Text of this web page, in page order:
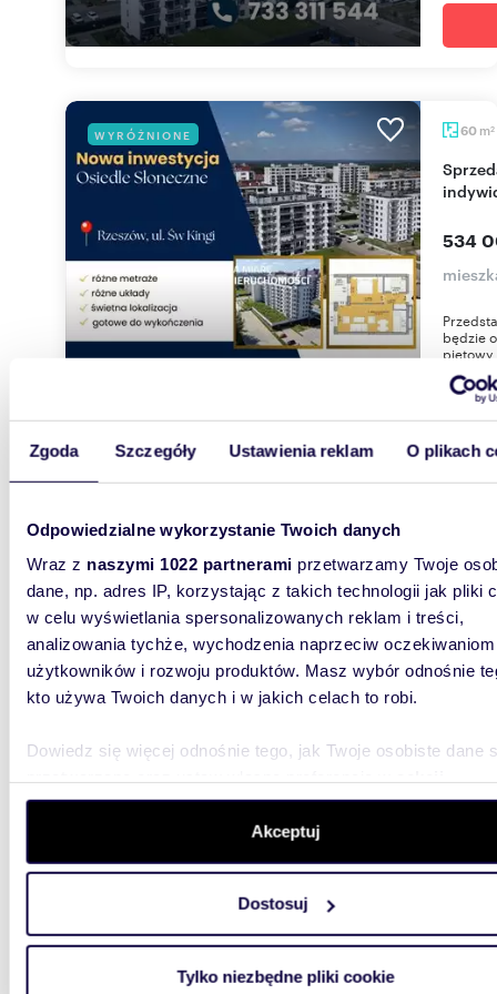
Zgoda Szczegóły Ustawienia reklam O plikach
Odpowiedzialne wykorzystanie Twoich danych
Wraz z naszymi 1022 partnerami przetwarzamy Twoje
dane, np. adres IP, korzystając z takich technologii jak pliki
w celu wyświetlania spersonalizowanych reklam i treści,
analizowania tychże, wychodzenia naprzeciw oczekiwaniom
użytkowników i rozwoju produktów. Masz wybór odnośnie
kto używa Twoich danych i w jakich celach to robi.
Dowiedz się więcej odnośnie tego, jak Twoje osobiste dane
szczegółów. W Deklaracji plików cookie możesz zmienić
wycofać swoją zgodę w dowolnej chwili.
aby oferować funkcje społecznościowe i analizować ruch w
witrynie. Informacje o tym, jak korzystasz z naszej witryny,
analitycznym. Partnerzy mogą połączyć te informacje z
Akceptuj
Dostosuj
Tylko niezbędne pliki cookie
WYRÓŻNIONE 60 m2
Sprzedam nowoczesne 3-pokojowe mieszkanie z
534
będzie
piętowy
WYRÓŻNIONE
Przestronne 4-pokojowe mieszkanie z dużym
671
2.
WYRÓŻNIONE 54,38